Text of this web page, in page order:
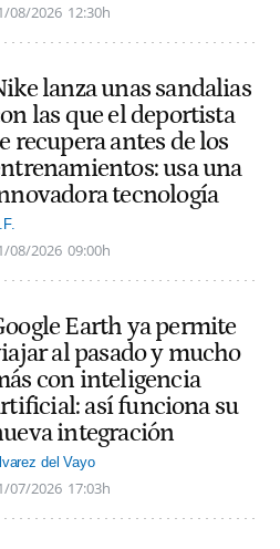
08/2026 12:30h
lanza unas sandalias
las que el deportista
recupera antes de los
usa una
tecnología
08/2026 09:00h
Earth ya permite
al pasado y mucho
con inteligencia
así funciona su
integración
del Vayo
07/2026 17:03h